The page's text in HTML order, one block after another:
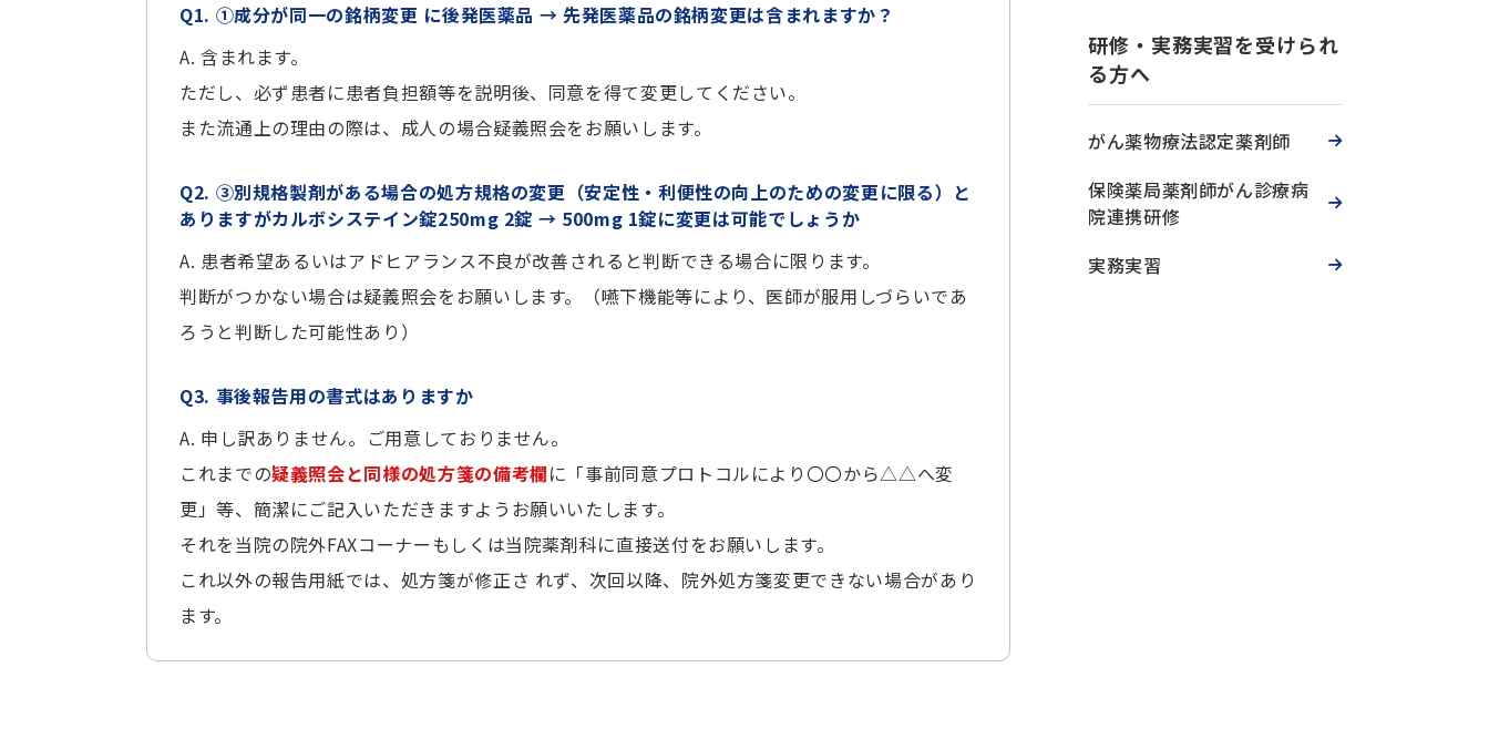
Q1. ①成分が同一の銘柄変更 に後発医薬品 → 先発医薬品の銘柄変更は含まれますか？
A. 含まれます。
ただし、必ず患者に患者負担額等を説明後、同意を得て変更してください。
また流通上の理由の際は、成人の場合疑義照会をお願いします。
Q2. ③別規格製剤がある場合の処方規格の変更（安定性・利便性の向上のための変更に限る）と
ありますがカルボシステイン錠250mg 2錠 → 500mg 1錠に変更は可能でしょうか
A. 患者希望あるいはアドヒアランス不良が改善されると判断できる場合に限ります。
判断がつかない場合は疑義照会をお願いします。（嚥下機能等により、医師が服用しづらいであ
ろうと判断した可能性あり）
Q3. 事後報告用の書式はありますか
A. 申し訳ありません。ご用意しておりません。
これまでの疑義照会と同様の処方箋の備考欄に「事前同意プロトコルにより〇〇から△△へ変
更」等、簡潔にご記入いただきますようお願いいたします。
それを当院の院外FAXコーナーもしくは当院薬剤科に直接送付をお願いします。
これ以外の報告用紙では、処方箋が修正さ れず、次回以降、院外処方箋変更できない場合があり
ます。
研修・実務実習を受けられ
る方へ
がん薬物療法認定薬剤師
保険薬局薬剤師がん診療病
院連携研修
実務実習